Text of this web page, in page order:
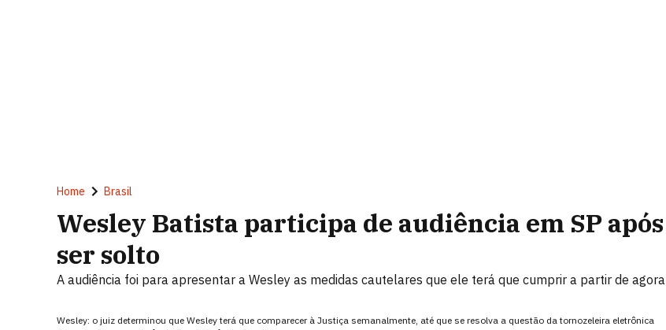
Home Brasil
Wesley Batista participa de audiência em SP após
ser solto
A audiência foi para apresentar a Wesley as medidas cautelares que ele terá que cumprir a partir de agora
Wesley: o juiz determinou que Wesley terá que comparecer à Justiça semanalmente, até que se resolva a questão da tornozeleira eletrônica